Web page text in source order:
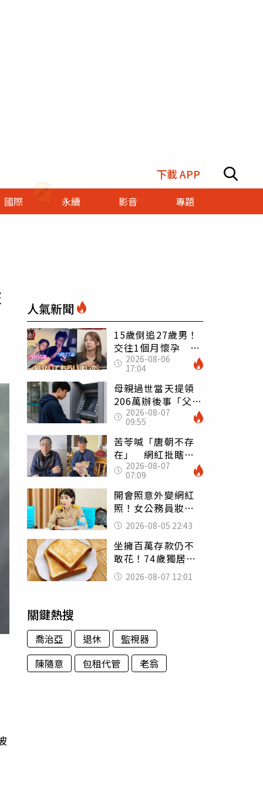
下載 APP
國際 永續 影音 專題
人氣新聞
15歲倒追27歲男！
交往1個月懷孕 36
歲當阿嬤故事曝光
2026-08-06
17:04
母親過世當天提領
206萬辦後事「父子
遭判刑」 律師：
搶錢先下手是罪
2026-08-07
09:55
苦苓喊「唐朝不存
在」 網紅批瞎編
歷史：李白、杜甫
用鮮卑文寫詩？
2026-08-07
07:09
開會照意外變網紅
照！女公務員妝容
掀2千則留言 本人
怒嗆：化妝有錯嗎
2026-08-05 22:43
坐擁百萬存款仍不
敢花！74歲獨居翁
「1餐只吃1片吐
司」 半年後暴瘦
2026-08-07 12:01
關鍵熱搜
喬治亞 退休
監視器
陳隨意
包租代管 老翁